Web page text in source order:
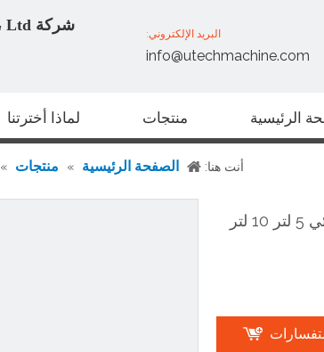
شركة Zhangjiagang U Tech Machine Co. ، Ltd البريد الإلكتروني:
info@utechmachine.com
الرئيسية منتجات لماذا أخترتنا
أنت هنا: الصفحة الرئيسية » منتجات »